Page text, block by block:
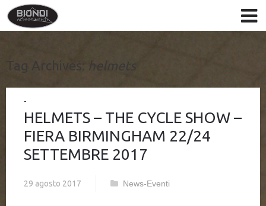
Tag Archives: helmets
HELMETS – THE CYCLE SHOW –
FIERA BIRMINGHAM 22/24
SETTEMBRE 2017
29 agosto 2017 News-Eventi